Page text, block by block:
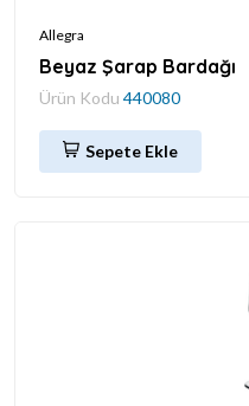
Allegra
Beyaz Şarap Bardağı
Ürün Kodu 440080
Sepete Ekle